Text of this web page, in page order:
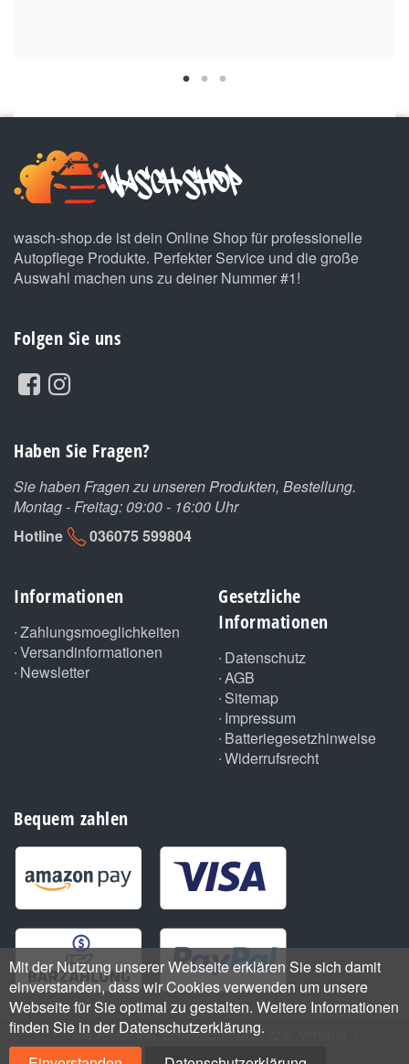
wasch-shop.de ist dein Online Shop für professionelle
Autopflege Produkte. Perfekter Service und die große
Auswahl machen uns zu deiner Nummer #1!
Folgen Sie uns
Haben Sie Fragen?
Sie haben Fragen zu unseren Produkten, Bestellung.
Montag - Freitag: 09:00 - 16:00 Uhr
Hotline
036075 599804
Informationen
Zahlungsmoeglichkeiten
Versandinformationen
Newsletter
Gesetzliche
Informationen
Datenschutz
AGB
Sitemap
Impressum
Batteriegesetzhinweise
Widerrufsrecht
Bequem zahlen
•*Alle Preise inkl. gesetzlicher USt., zzgl.
Handmade with
by ThemeArt
Mit der Nutzung unserer Webseite erklären Sie sich damit
einverstanden, dass wir Cookies verwenden um unsere
Webseite für Sie optimal zu gestalten. Weitere Informationen
finden Sie in der Datenschutzerklärung.